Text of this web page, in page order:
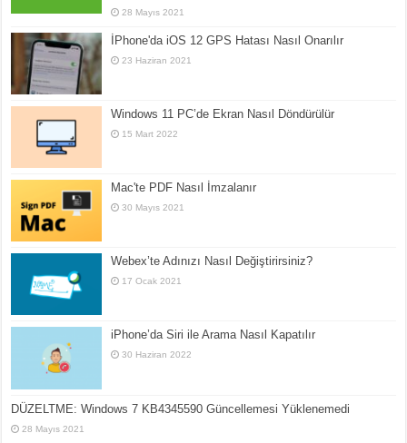
28 Mayıs 2021
İPhone'da iOS 12 GPS Hatası Nasıl Onarılır
23 Haziran 2021
Windows 11 PC’de Ekran Nasıl Döndürülür
15 Mart 2022
Mac'te PDF Nasıl İmzalanır
30 Mayıs 2021
Webex’te Adınızı Nasıl Değiştirirsiniz?
17 Ocak 2021
iPhone’da Siri ile Arama Nasıl Kapatılır
30 Haziran 2022
DÜZELTME: Windows 7 KB4345590 Güncellemesi Yüklenemedi
28 Mayıs 2021